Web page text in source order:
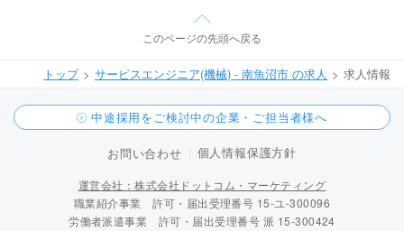
このページの先頭へ戻る
トップ サービスエンジニア(機械) - 南魚沼市 の求人 求人情報
中途採用をご検討中の企業・ご担当者様へ
お問い合わせ 個人情報保護方針
運営会社：株式会社ドットコム・マーケティング
職業紹介事業 許可・届出受理番号 15-ユ-300096
労働者派遣事業 許可・届出受理番号 派 15-300424